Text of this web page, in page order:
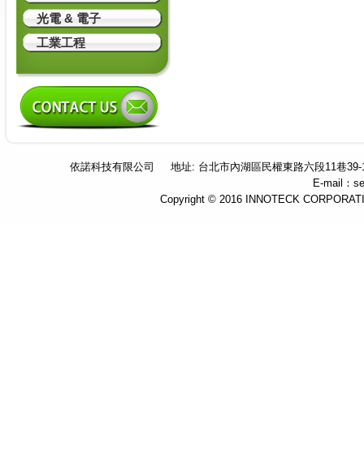
光電 & 電子
工業工程
依諾科技有限公司
地址: 台北市內湖區民權東路六段11巷
E-mail：
Copyright © 2016 INNOTECK